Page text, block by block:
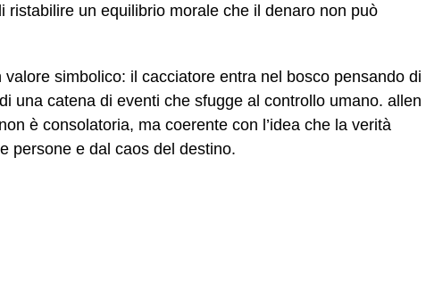
ristabilire un equilibrio morale che il denaro non può
simbolico: il cacciatore entra nel bosco pensando di
una catena di eventi che sfugge al controllo umano. allen
è consolatoria, ma coerente con l’idea che la verità
persone e dal caos del destino.